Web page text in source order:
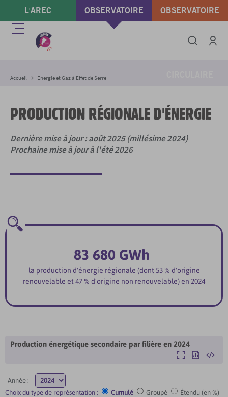
contenu
principal
L'AREC OBSERVATOIRE
ÉNERGIE & GAZ À
OBSERVATOIRE
Menu
ImprimerPartager
Accueil Energie et Gaz à Effet de Serre
PRODUCTION RÉGIONALE D'ÉNERGIE
Dernière mise à jour : août 2025 (millésime 2024)
Prochaine mise à jour à l'été 2026
83 680 GWh
la production d'énergie régionale (dont 53 % d'origine
renouvelable et 47 % d'origine non renouvelable) en 2024
Production énergétique secondaire par filière en 2024
AgrandirExporter
Année :
Choix du type de représentation :
Cumulé Groupé Étendu (en %)